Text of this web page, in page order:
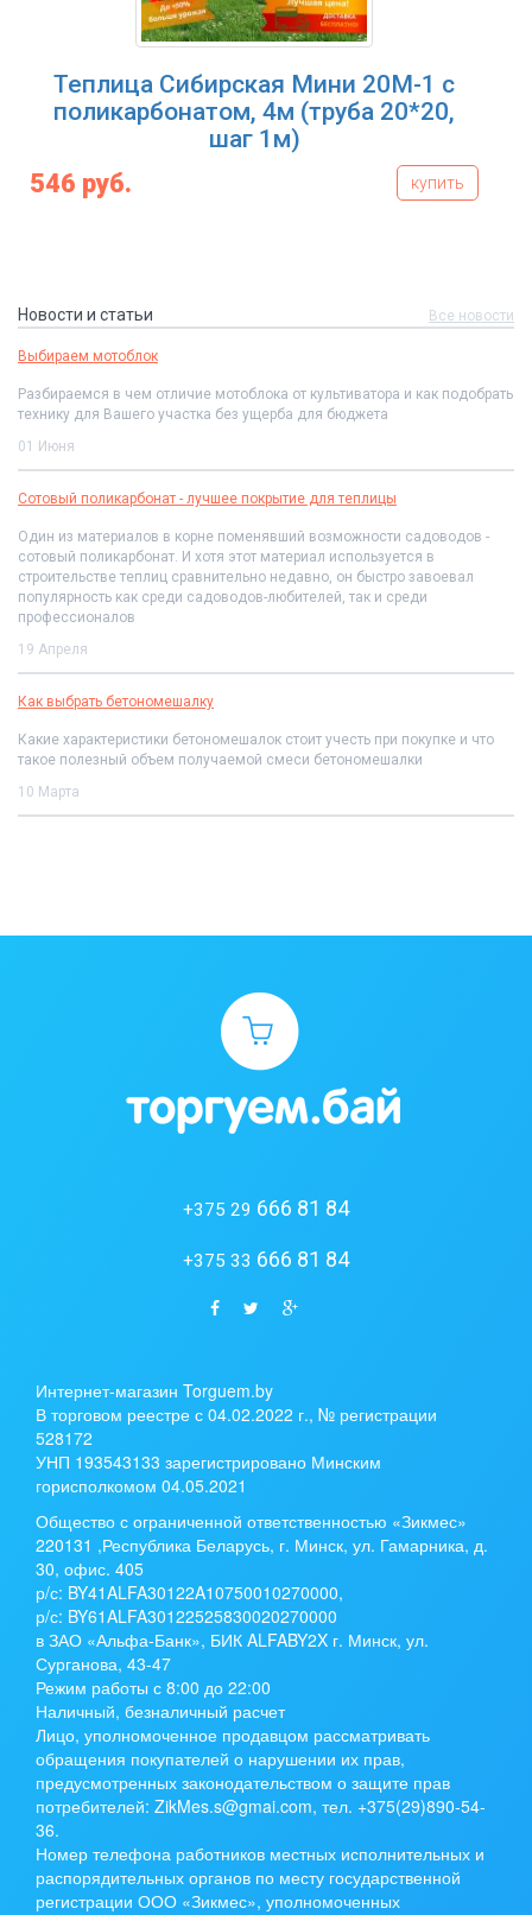
Теплица Сибирская Мини 20М-1 с
поликарбонатом, 4м (труба 20*20,
шаг 1м)
546 руб. купить
Новости и статьи Все новости
Выбираем мотоблок
Разбираемся в чем отличие мотоблока от культиватора и как подобрать
технику для Вашего участка без ущерба для бюджета
01 Июня
Сотовый поликарбонат - лучшее покрытие для теплицы
Один из материалов в корне поменявший возможности садоводов -
сотовый поликарбонат. И хотя этот материал используется в
строительстве теплиц сравнительно недавно, он быстро завоевал
популярность как среди садоводов-любителей, так и среди
профессионалов
19 Апреля
Как выбрать бетономешалку
Какие характеристики бетономешалок стоит учесть при покупке и что
такое полезный объем получаемой смеси бетономешалки
10 Марта
+375 29 666 81 84
+375 33 666 81 84
Интернет-магазин Torguem.by
В торговом реестре с 04.02.2022 г., № регистрации
528172
УНП 193543133 зарегистрировано Минским
горисполкомом 04.05.2021
Общество с ограниченной ответственностью «Зикмес»
220131 ,Республика Беларусь, г. Минск, ул. Гамарника, д.
30, офис. 405
р/с: BY41ALFA30122A10750010270000,
р/с: BY61ALFA30122525830020270000
в ЗАО «Альфа-Банк», БИК ALFABY2X г. Минск, ул.
Сурганова, 43-47
Режим работы с 8:00 до 22:00
Наличный, безналичный расчет
Лицо, уполномоченное продавцом рассматривать
обращения покупателей о нарушении их прав,
предусмотренных законодательством о защите прав
потребителей: ZikMes.s@gmai.com, тел. +375(29)890-54-
36.
Номер телефона работников местных исполнительных и
распорядительных органов по месту государственной
регистрации ООО «Зикмес», уполномоченных